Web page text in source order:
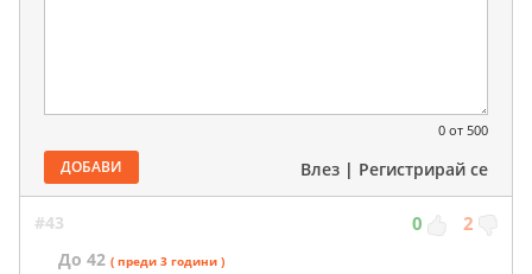
0 от 500
ДОБАВИ Влез | Регистрирай се
#43 0 2
До 42 ( преди 3 години )